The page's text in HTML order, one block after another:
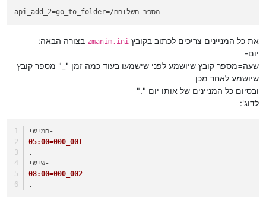
api_add_2 =go_to_folder=/מספר השלוחה
את כל המניינים צריכים לכתוב בקובץ zmanim.ini בצורה הבאה:
יום-
שעה=מספר קובץ שיושמע לפני שישמעו בעוד כמה זמן "_" מספר קובץ
שיושמע לאחר מכן
ובסיום כל המניינים של אותו יום "."
לדוג':
חמישי-
05:00=000_001
.
שישי-
08:00=000_002
.